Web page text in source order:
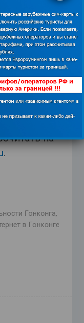
Гонконге,
которые
$39 на 30 дней
на
.
Гонконга,
в Гонконге